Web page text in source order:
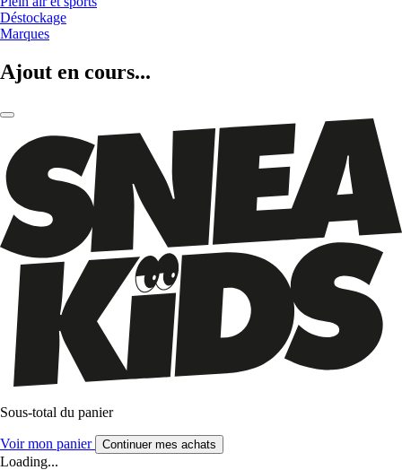
Déstockage
Marques
Ajout en cours...
Sous-total du panier
Voir mon panier Continuer mes achats
Loading...